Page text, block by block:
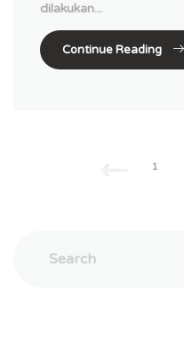
dilakukan...
Continue Reading
1